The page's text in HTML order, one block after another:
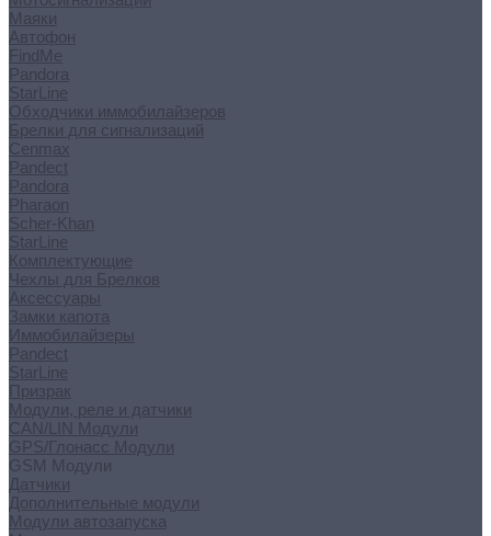
Маяки
Автофон
FindMe
Pandora
StarLine
Обходчики иммобилайзеров
Брелки для сигнализаций
Cenmax
Pandect
Pandora
Pharaon
Scher-Khan
StarLine
Комплектующие
Чехлы для Брелков
Аксессуары
Замки капота
Иммобилайзеры
Pandect
StarLine
Призрак
Модули, реле и датчики
CAN/LIN Модули
GPS/Глонасс Модули
GSM Модули
Датчики
Дополнительные модули
Модули автозапуска